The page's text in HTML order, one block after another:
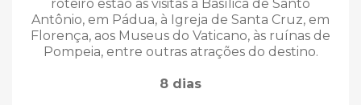
roteiro estão as visitas à Basílica de Santo
Antônio, em Pádua, à Igreja de Santa Cruz, em
Florença, aos Museus do Vaticano, às ruínas de
Pompeia, entre outras atrações do destino.
8 dias